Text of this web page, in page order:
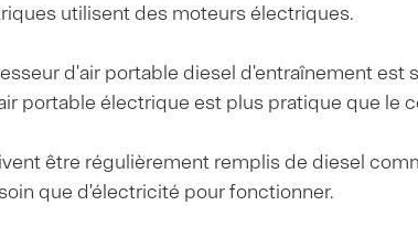
utilisent des moteurs électriques.
d'air portable diesel d'entraînement est
portable électrique est plus pratique que le
être régulièrement remplis de diesel
que d'électricité pour fonctionner.